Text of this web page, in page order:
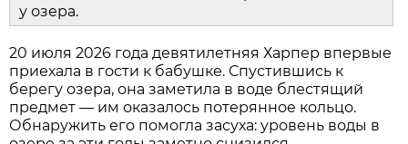
у озера.
20 июля 2026 года девятилетняя Харпер впервые
приехала в гости к бабушке. Спустившись к
берегу озера, она заметила в воде блестящий
предмет — им оказалось потерянное кольцо.
Обнаружить его помогла засуха: уровень воды в